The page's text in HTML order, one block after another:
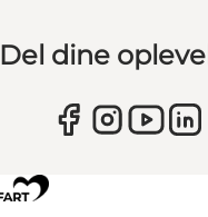
Del dine